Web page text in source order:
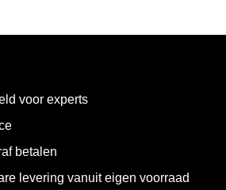
voor experts
betalen
levering vanuit eigen voorraad